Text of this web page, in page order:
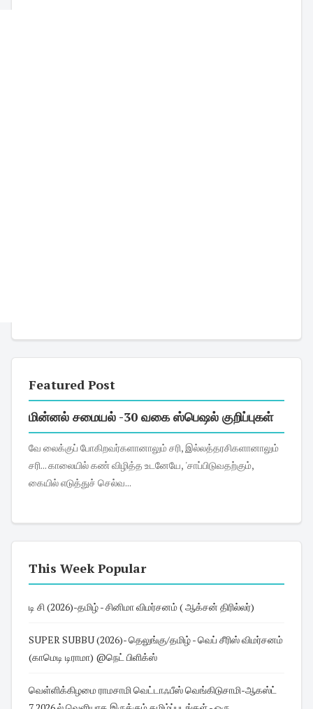
Featured Post
மின்னல் சமையல் -30 வகை ஸ்பெஷல் குறிப்புகள்
வே லைக்குப் போகிறவர்களானாலும் சரி, இல்லத்தரசிகளானாலும்
சரி... காலையில் கண் விழித்த உடனேயே, 'சாப்பிடுவதற்கும்,
கையில் எடுத்துச் செல்வ...
This Week Popular
டி சி (2026)-தமிழ் - சினிமா விமர்சனம் ( ஆக்சன் திரில்லர்)
SUPER SUBBU (2026)- தெலுங்கு/தமிழ் - வெப் சீரிஸ் விமர்சனம்
(காமெடி டிராமா) @நெட் பிளிக்ஸ்
வெள்ளிக்கிழமை ராமசாமி வெட்டாஃபீஸ் வெங்கிடுசாமி-ஆகஸ்ட்